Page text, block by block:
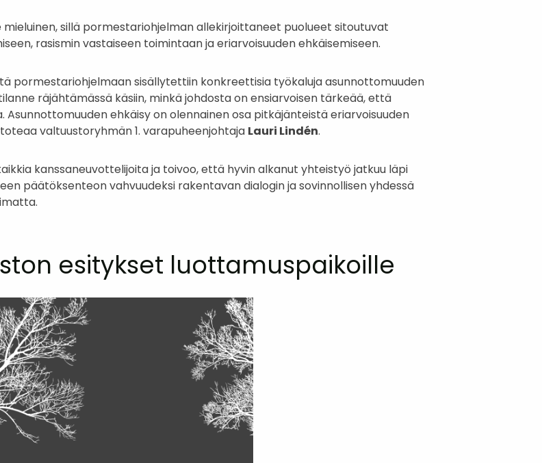
sillä pormestariohjelman allekirjoittaneet puolueet sitoutuvat
rasismin vastaiseen toimintaan ja eriarvoisuuden ehkäisemiseen.
pormestariohjelmaan sisällytettiin konkreettisia työkaluja asunnottomuuden
räjähtämässä käsiin, minkä johdosta on ensiarvoisen tärkeää, että
ehkäisy on olennainen osa pitkäjänteistä eriarvoisuuden
valtuustoryhmän 1. varapuheenjohtaja Lauri Lindén.
kanssaneuvottelijoita ja toivoo, että hyvin alkanut yhteistyö jatkuu läpi
päätöksenteon vahvuudeksi rakentavan dialogin ja sovinnollisen yhdessä
esitykset luottamuspaikoille